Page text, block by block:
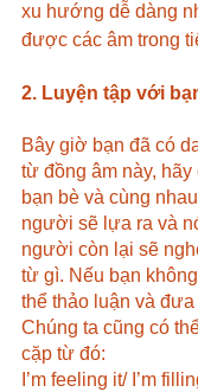
xu hướng dễ dàng
được các âm trong
2. Luyện tập với
Bây giờ bạn đã có
từ đồng âm này,
bạn bè và cùng
người sẽ lựa ra và
người còn lại sẽ
từ gì. Nếu bạn
thể thảo luận và
Chúng ta cũng có
cặp từ đó:
I’m feeling it/ I’m